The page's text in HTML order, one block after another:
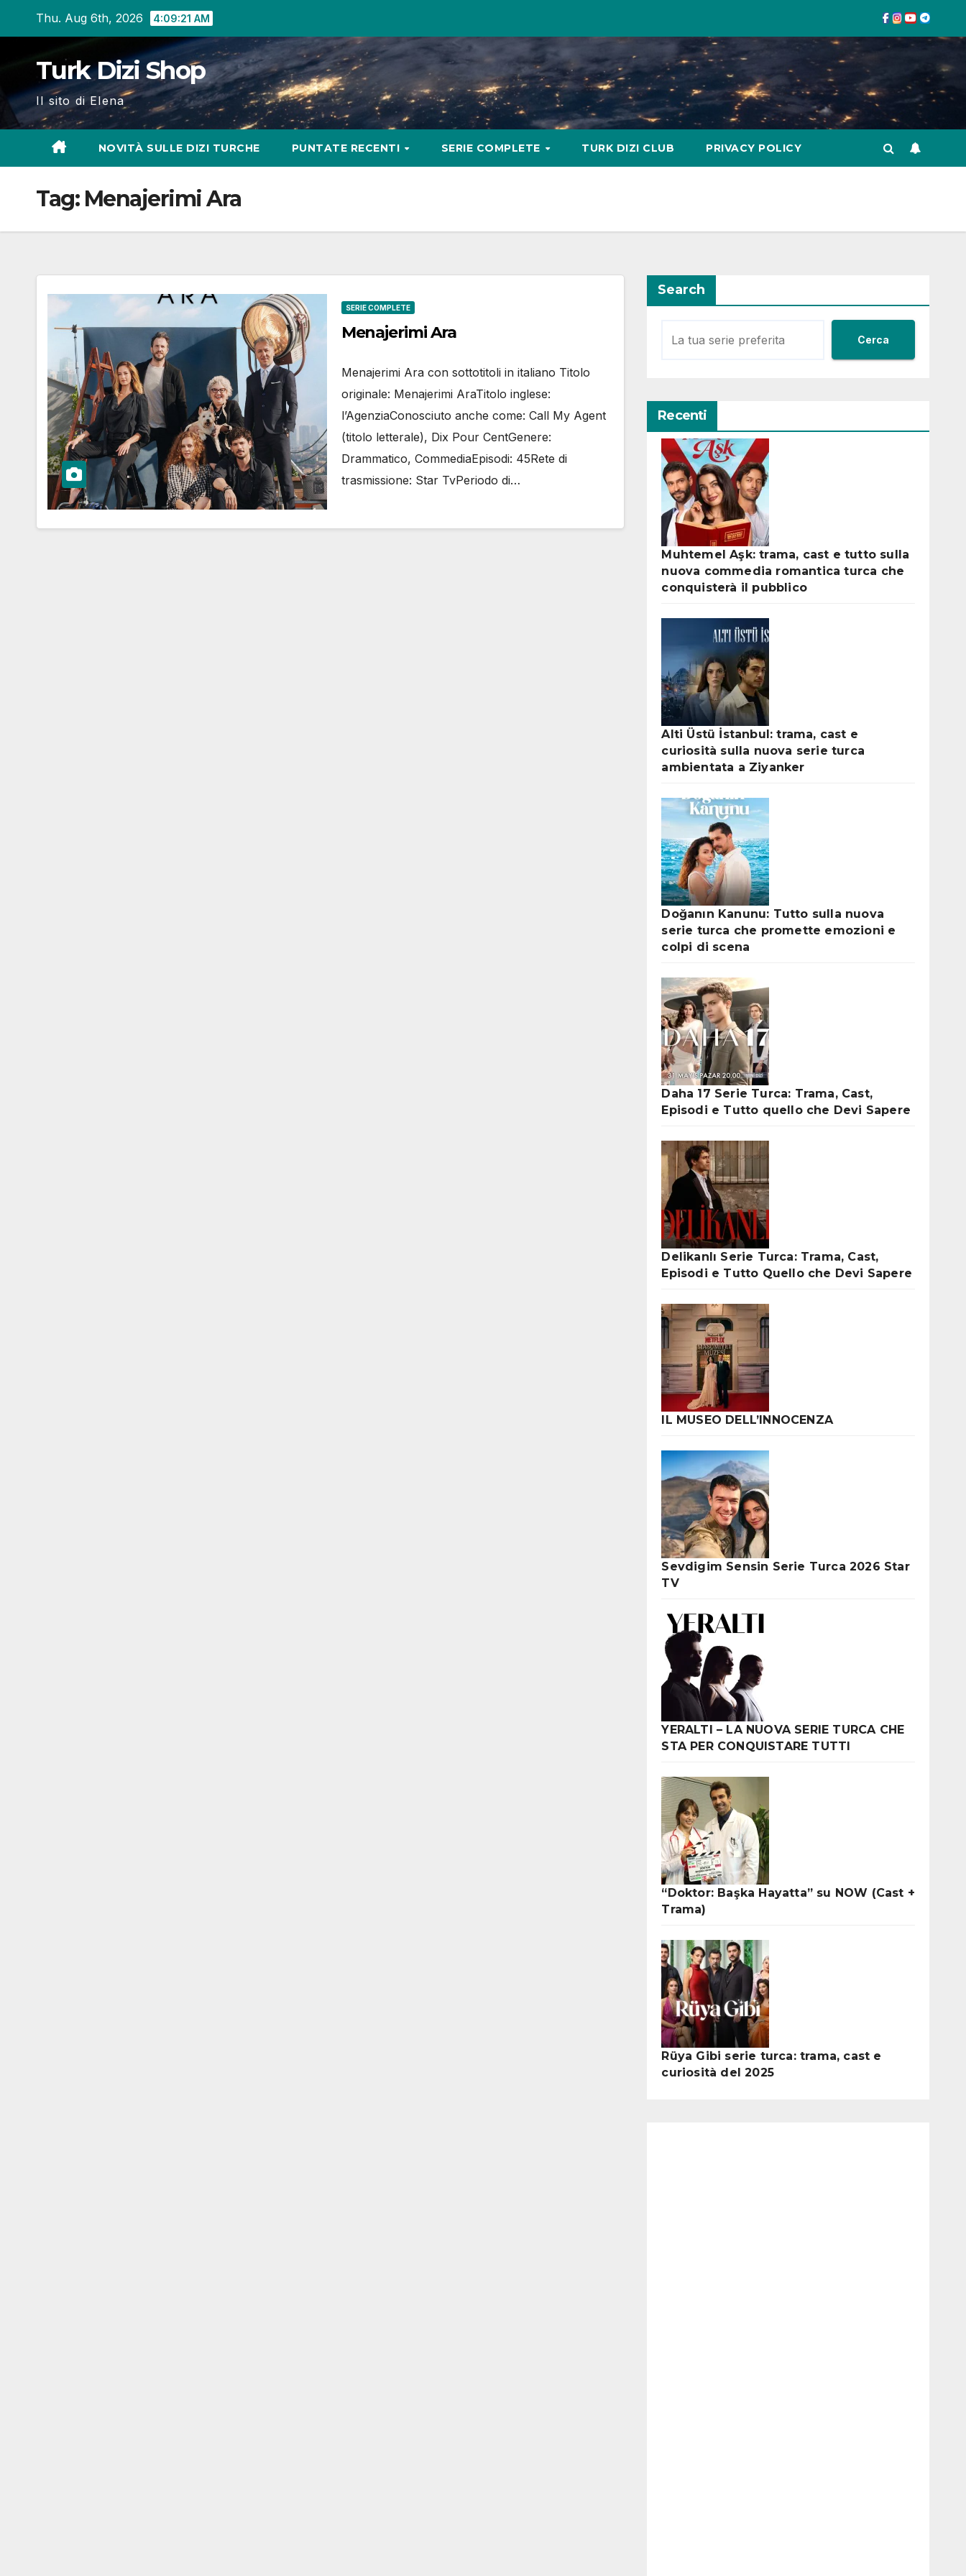
Thu. Aug 6th, 2026 4:09:22 AM
Turk Dizi Shop
Il sito di Elena
NOVITÀ SULLE DIZI TURCHE PUNTATE RECENTI SERIE COMPLETE TURK DIZI CLUB PRIVACY POLICY
Tag: Menajerimi Ara
SERIE COMPLETE
Menajerimi Ara
Menajerimi Ara con sottotitoli in italiano Titolo
originale: Menajerimi AraTitolo inglese:
l’AgenziaConosciuto anche come: Call My Agent
(titolo letterale), Dix Pour CentGenere:
Drammatico, CommediaEpisodi: 45Rete di
trasmissione: Star TvPeriodo di…
Search
Cerca
Recenti
Muhtemel Aşk: trama, cast e tutto sulla
nuova commedia romantica turca che
conquisterà il pubblico
Alti Üstü İstanbul: trama, cast e
curiosità sulla nuova serie turca
ambientata a Ziyanker
Doğanın Kanunu: Tutto sulla nuova
serie turca che promette emozioni e
colpi di scena
Daha 17 Serie Turca: Trama, Cast,
Episodi e Tutto quello che Devi Sapere
Delikanlı Serie Turca: Trama, Cast,
Episodi e Tutto Quello che Devi Sapere
IL MUSEO DELL’INNOCENZA
Sevdigim Sensin Serie Turca 2026 Star
TV
YERALTI – LA NUOVA SERIE TURCA CHE
STA PER CONQUISTARE TUTTI
“Doktor: Başka Hayatta” su NOW (Cast +
Trama)
Rüya Gibi serie turca: trama, cast e
curiosità del 2025